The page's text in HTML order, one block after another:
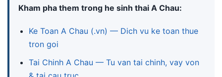
Kham pha them trong he sinh thai A Chau:
Ke Toan A Chau (.vn) — Dich vu ke toan thue
tron goi
Tai Chinh A Chau — Tu van tai chinh, vay von